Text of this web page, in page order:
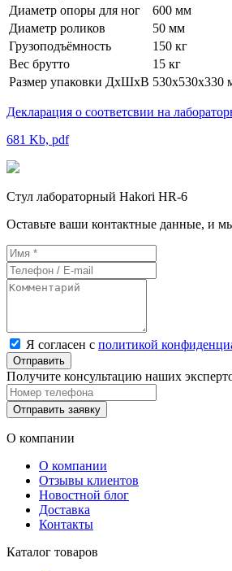
Диаметр опоры для ног
600 мм
Диаметр роликов
50 мм
Грузоподъёмность
150 кг
Вес брутто
15 кг
Размер упаковки ДхШхВ 530х530х330
Декларация о соответсвии на
681 Kb, pdf
Стул лабораторный Hakori HR-6
Оставьте ваши контактные данные, и
Я согласен с политикой
Отправить
Получите консультацию наших
Отправить заявку
О компании
О компании
Отзывы клиентов
Новостной блог
Доставка
Контакты
Каталог товаров